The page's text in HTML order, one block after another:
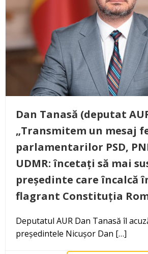
Dan Tanasă (deputat
„Transmitem un mesaj
parlamentarilor PSD,
UDMR: încetați să mai
președinte care încalcă
flagrant Constituția
Deputatul AUR Dan Tanasă îl
președintele Nicușor Dan […]